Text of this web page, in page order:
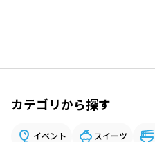
カテゴリから探す
イベント スイーツ